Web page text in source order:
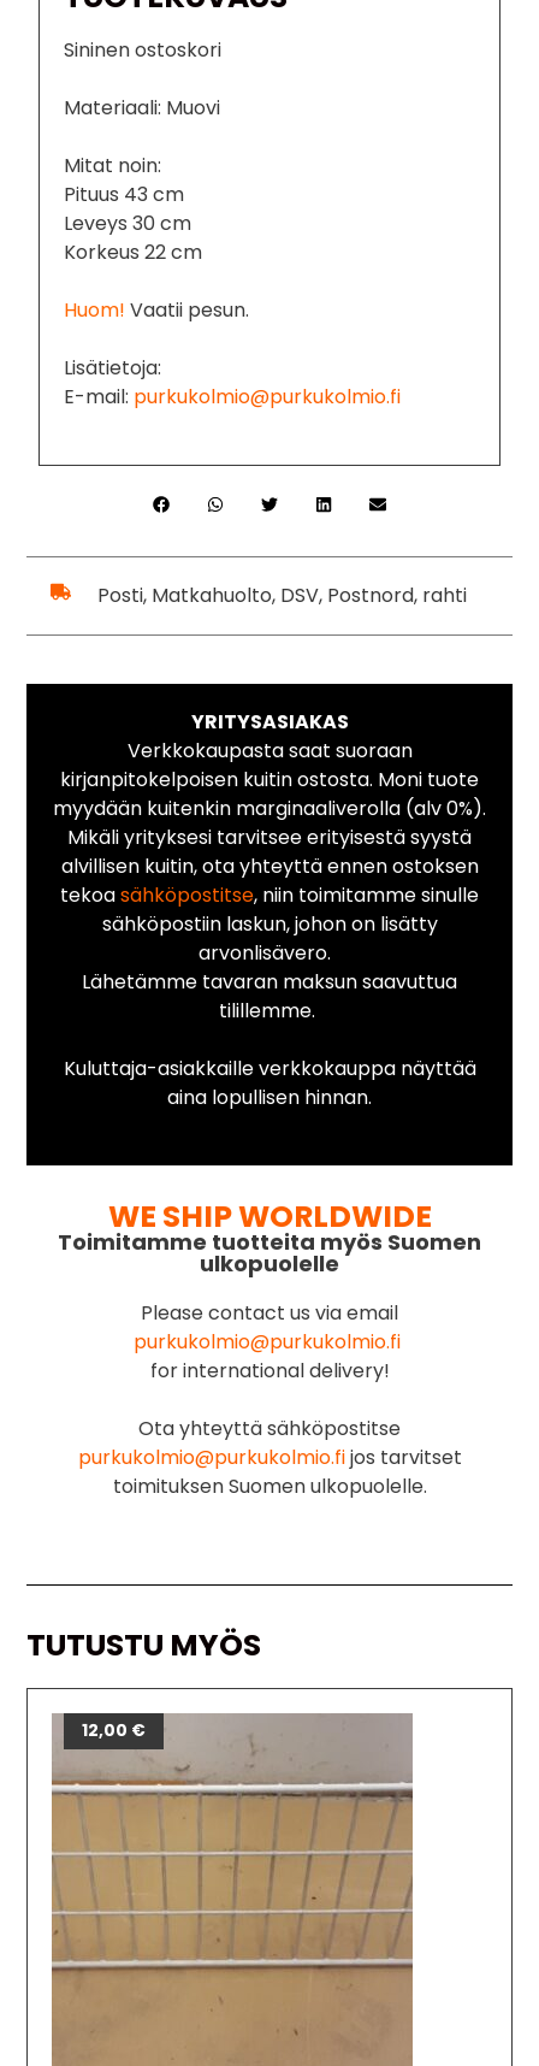
Sininen ostoskori
Materiaali: Muovi
Mitat noin:
Pituus 43 cm
Leveys 30 cm
Korkeus 22 cm
Huom! Vaatii pesun.
Lisätietoja:
E-mail: purkukolmio@purkukolmio.fi
Posti, Matkahuolto, DSV, Postnord, rahti
YRITYSASIAKAS
Verkkokaupasta saat suoraan
kirjanpitokelpoisen kuitin ostosta. Moni tuote
myydään kuitenkin marginaaliverolla (alv 0%).
Mikäli yrityksesi tarvitsee erityisestä syystä
alvillisen kuitin, ota yhteyttä ennen ostoksen
tekoasähköpostitse, niin toimitamme sinulle
sähköpostiin laskun, johon on lisätty
arvonlisävero.
Lähetämme tavaran maksun saavuttua
tilillemme.
Kuluttaja-asiakkaille verkkokauppa näyttää
aina lopullisen hinnan.
WE SHIP WORLDWIDE
Toimitamme tuotteita myös Suomen
ulkopuolelle
Please contact us via email
purkukolmio@purkukolmio.fi
for international delivery!
Ota yhteyttä sähköpostitse
purkukolmio@purkukolmio.fijos tarvitset
toimituksen Suomen ulkopuolelle.
TUTUSTU MYÖS
12,00 €